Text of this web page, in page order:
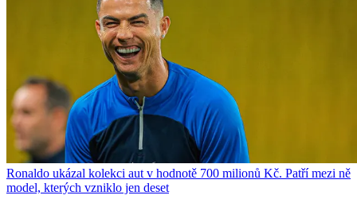
Ronaldo ukázal kolekci aut v hodnotě 700 milionů Kč. Patří mezi ně
model, kterých vzniklo jen deset